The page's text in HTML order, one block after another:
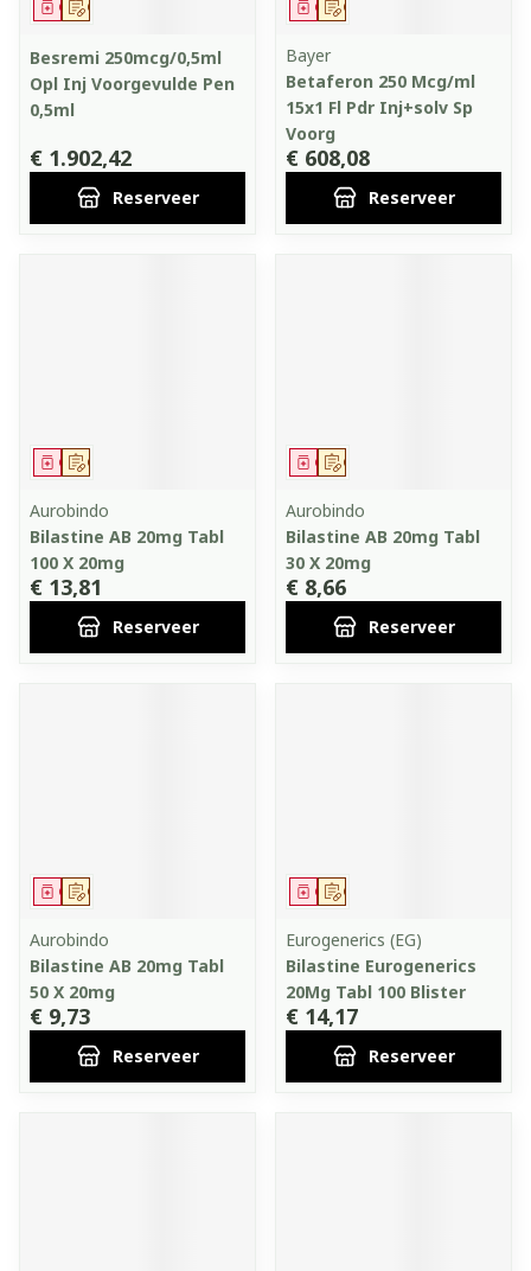
Op voorschrift
Geneesmiddel
Besremi 250mcg/0,5ml
Opl Inj Voorgevulde Pen
0,5ml
€ 1.902,42
Reserveer
Op voorschrift
Geneesmiddel
Bayer
Betaferon 250 Mcg/ml
15x1 Fl Pdr Inj+solv Sp
Voorg
€ 608,08
Reserveer
Op voorschrift
Geneesmiddel
Aurobindo
Bilastine AB 20mg Tabl
100 X 20mg
€ 13,81
Reserveer
Op voorschrift
Geneesmiddel
Aurobindo
Bilastine AB 20mg Tabl
30 X 20mg
€ 8,66
Reserveer
Op voorschrift
Geneesmiddel
Aurobindo
Bilastine AB 20mg Tabl
50 X 20mg
€ 9,73
Reserveer
Op voorschrift
Geneesmiddel
Eurogenerics (EG)
Bilastine Eurogenerics
20Mg Tabl 100 Blister
€ 14,17
Reserveer